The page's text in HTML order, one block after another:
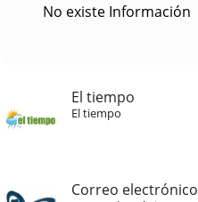
No existe Información
El tiempo
El tiempo
Correo electrónico